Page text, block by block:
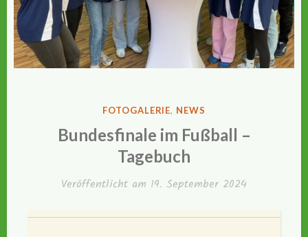
VERÖFFENTLICHT
FOTOGALERIE, NEWS
Bundesfinale im Fußball –
Tagebuch
Veröffentlicht am 19. September 2024